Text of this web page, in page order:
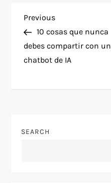
P
o
s
a
Previous
Post
Previous
10 cosas que nunca
debes compartir con un
chatbot de IA
SEARCH